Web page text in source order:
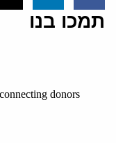
תמכו בנו